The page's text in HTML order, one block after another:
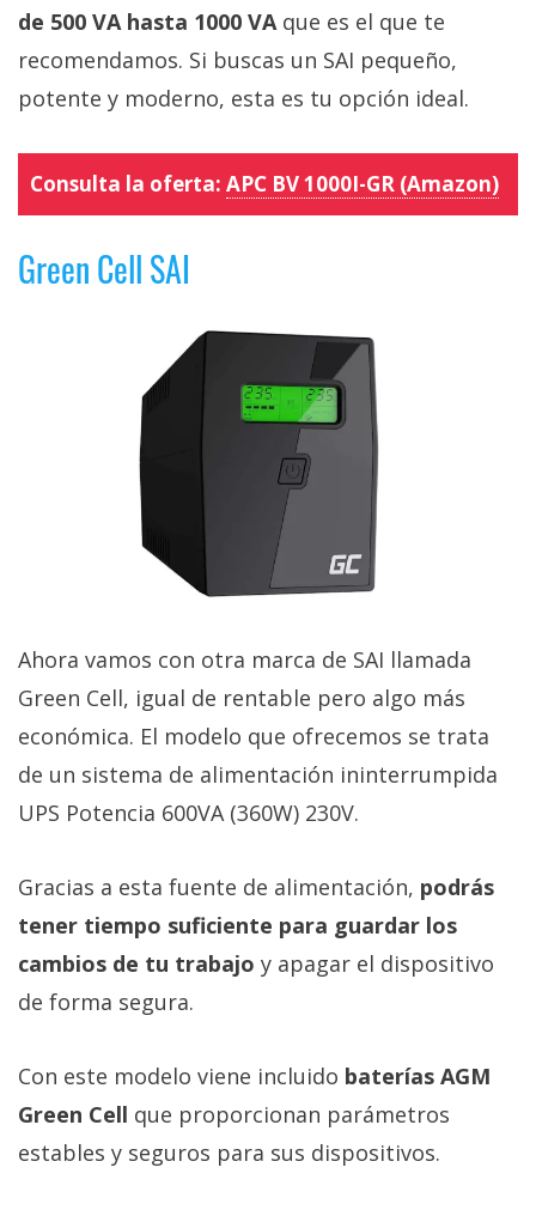
de 500 VA hasta 1000 VA que es el que te
recomendamos. Si buscas un SAI pequeño,
potente y moderno, esta es tu opción ideal.
Consulta la oferta: APC BV 1000I-GR (Amazon)
Green Cell SAI
Ahora vamos con otra marca de SAI llamada
Green Cell, igual de rentable pero algo más
económica. El modelo que ofrecemos se trata
de un sistema de alimentación ininterrumpida
UPS Potencia 600VA (360W) 230V.
Gracias a esta fuente de alimentación, podrás
tener tiempo suficiente para guardar los
cambios de tu trabajo y apagar el dispositivo
de forma segura.
Con este modelo viene incluido baterías AGM
Green Cell que proporcionan parámetros
estables y seguros para sus dispositivos.